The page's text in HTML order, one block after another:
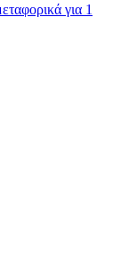
για 1